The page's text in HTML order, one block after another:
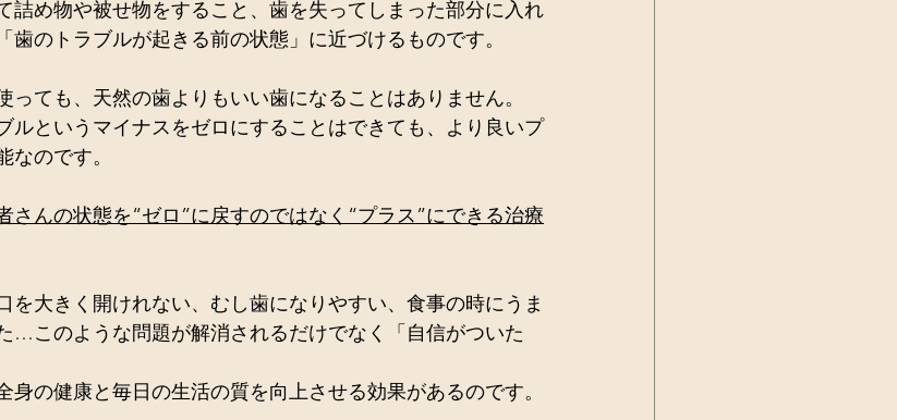
詰め物や被せ物をすること、歯を失ってしまった部分に入れ
のトラブルが起きる前の状態」に近づけるものです。
っても、天然の歯よりもいい歯になることはありません。
ルというマイナスをゼロにすることはできても、より良いプ
のです。
さんの状態を“ゼロ”に戻すのではなく“プラス”にできる治療
を大きく開けれない、むし歯になりやすい、食事の時にうま
…このような問題が解消されるだけでなく「自信がついた
身の健康と毎日の生活の質を向上させる効果があるのです。